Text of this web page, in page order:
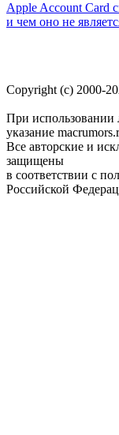
Apple Account Card
и чем оно не
Copyright (c) 2000-
При использовании
указание
Все авторские и
защищены
в соответствии с
Российской